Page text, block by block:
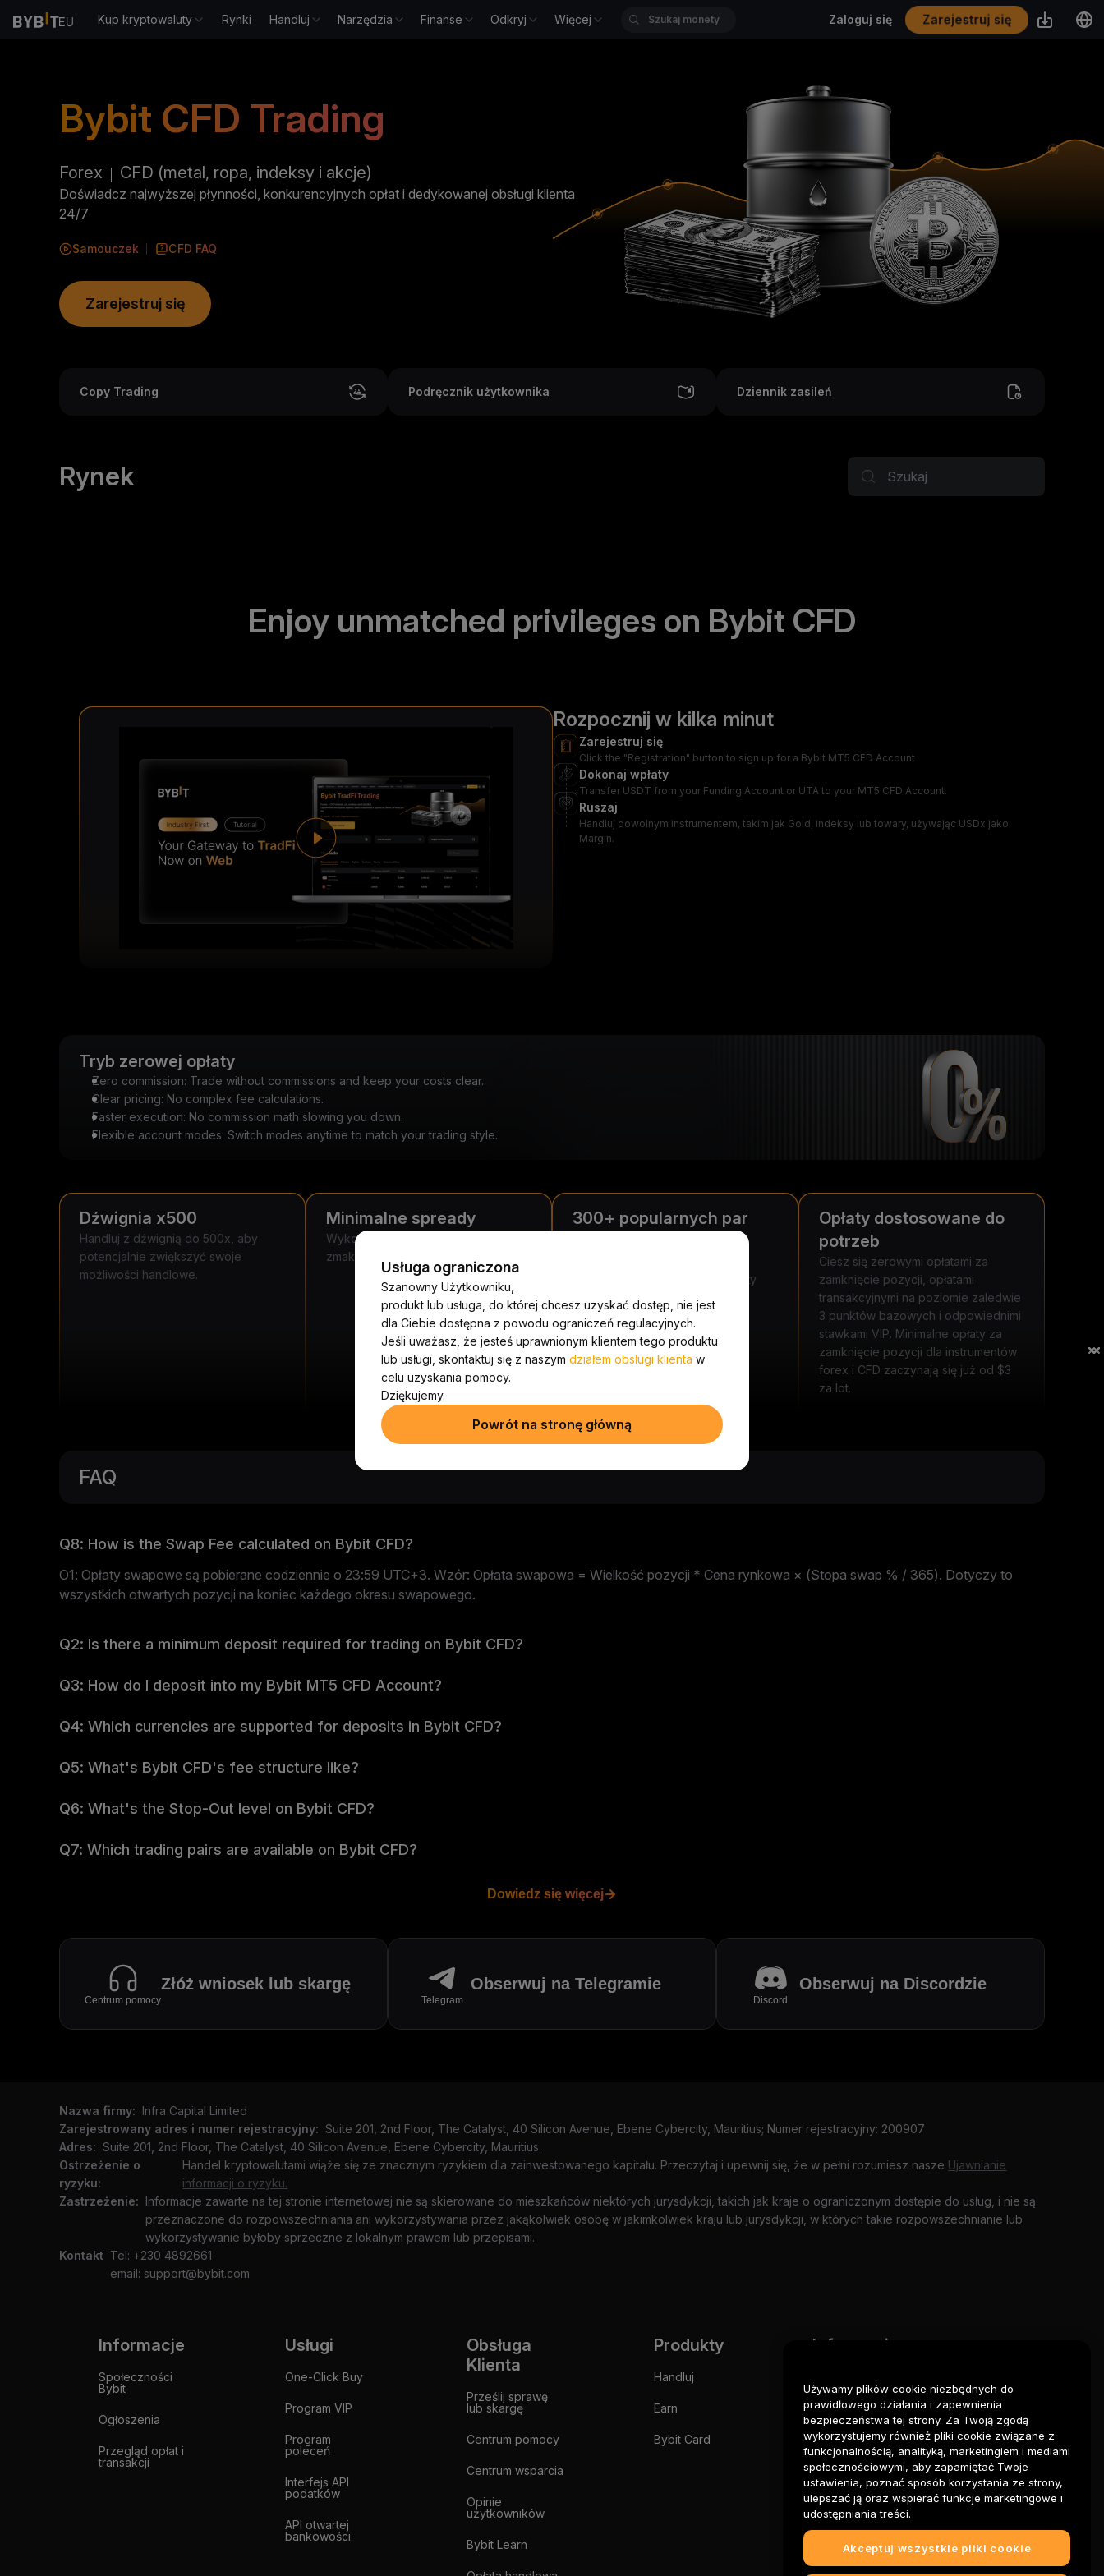
Usługa ograniczona
Szanowny Użytkowniku,
produkt lub usługa, do której chcesz uzyskać dostęp, nie jest
dla Ciebie dostępna z powodu ograniczeń regulacyjnych.
Jeśli uważasz, że jesteś uprawnionym klientem tego produktu
lub usługi, skontaktuj się z naszym działem obsługi klienta w
celu uzyskania pomocy.
Dziękujemy.
Powrót na stronę główną
Kup kryptowaluty Rynki Handluj Narzędzia Finanse Odkryj Więcej Zaloguj się Zarejestruj się
Bybit CFD Trading
Forex CFD (metal, ropa, indeksy i akcje)
Doświadcz najwyższej płynności, konkurencyjnych opłat i dedykowanej obsługi klienta
24/7
Samouczek CFD FAQ
Zarejestruj się
Copy Trading Podręcznik użytkownika Dziennik zasileń
Rynek
Enjoy unmatched privileges on Bybit CFD
Rozpocznij w kilka minut
Zarejestruj się
Click the "Registration" button to sign up for a Bybit MT5 CFD Account
Dokonaj wpłaty
Transfer USDT from your Funding Account or UTA to your MT5 CFD Account.
Ruszaj
Handluj dowolnym instrumentem, takim jak Gold, indeksy lub towary, używając USDx jako
Margin.
Tryb zerowej opłaty
Zero commission: Trade without commissions and keep your costs clear.
Clear pricing: No complex fee calculations.
Faster execution: No commission math slowing you down.
Flexible account modes: Switch modes anytime to match your trading style.
Dźwignia x500
Handluj z dźwignią do 500x, aby
potencjalnie zwiększyć swoje
możliwości handlowe.
Minimalne spready
Wykorzystaj najniższe spready, aby
zmaksymalizować potencjalne zyski.
300+ popularnych par
oferuje kompleksowe instrumenty
finansowe takie jak forex,
kryptowaluty, surowce i indeksy
giełdowe.
Opłaty dostosowane do
potrzeb
Ciesz się zerowymi opłatami za
zamknięcie pozycji, opłatami
transakcyjnymi na poziomie zaledwie
3 punktów bazowych i odpowiednimi
stawkami VIP. Minimalne opłaty za
zamknięcie pozycji dla instrumentów
forex i CFD zaczynają się już od $3
za lot.
FAQ
Q8: How is the Swap Fee calculated on Bybit CFD?
O1: Opłaty swapowe są pobierane codziennie o 23:59 UTC+3. Wzór: Opłata swapowa = Wielkość pozycji * Cena rynkowa × (Stopa swap % / 365). Dotyczy to
wszystkich otwartych pozycji na koniec każdego okresu swapowego.
Q2: Is there a minimum deposit required for trading on Bybit CFD?
Q3: How do I deposit into my Bybit MT5 CFD Account?
Q4: Which currencies are supported for deposits in Bybit CFD?
Q5: What's Bybit CFD's fee structure like?
Q6: What's the Stop-Out level on Bybit CFD?
Q7: Which trading pairs are available on Bybit CFD?
Dowiedz się więcej
Centrum pomocy
Złóż wniosek lub skargę
Telegram
Obserwuj na Telegramie
Discord
Obserwuj na Discordzie
Nazwa firmy: Infra Capital Limited
Zarejestrowany adres i numer rejestracyjny: Suite 201, 2nd Floor, The Catalyst, 40 Silicon Avenue, Ebene Cybercity, Mauritius; Numer rejestracyjny: 200907
Adres: Suite 201, 2nd Floor, The Catalyst, 40 Silicon Avenue, Ebene Cybercity, Mauritius.
Ostrzeżenie o
ryzyku:
Handel kryptowalutami wiąże się ze znacznym ryzykiem dla zainwestowanego kapitału. Przeczytaj i upewnij się, że w pełni rozumiesz nasze Ujawnianie
informacji o ryzyku.
Zastrzeżenie: Informacje zawarte na tej stronie internetowej nie są skierowane do mieszkańców niektórych jurysdykcji, takich jak kraje o ograniczonym dostępie do usług, i nie są
przeznaczone do rozpowszechniania ani wykorzystywania przez jakąkolwiek osobę w jakimkolwiek kraju lub jurysdykcji, w których takie rozpowszechnianie lub
wykorzystywanie byłoby sprzeczne z lokalnym prawem lub przepisami.
Kontakt Tel: +230 4892661
email: support@bybit.com
Informacje
Społeczności
Bybit
Ogłoszenia
Przegląd opłat i
transakcji
Usługi
One-Click Buy
Program VIP
Program
poleceń
Interfejs API
podatków
API otwartej
bankowości
Obsługa
Klienta
Prześlij sprawę
lub skargę
Centrum pomocy
Centrum wsparcia
Opinie
użytkowników
Bybit Learn
Produkty
Handluj
Earn
Bybit Card
Informacje prawne
interesów
Podsumowanie polityki
powiernictwa i zarządzania
Informacje ESG
Biuletyny informacyjne
kryptoaktywów
Używamy plików cookie niezbędnych do
prawidłowego działania i zapewnienia
bezpieczeństwa tej strony. Za Twoją zgodą
wykorzystujemy również pliki cookie związane z
funkcjonalnością, analityką, marketingiem i mediami
społecznościowymi, aby zapamiętać Twoje
ustawienia, poznać sposób korzystania ze strony,
ulepszać ją oraz wspierać funkcje marketingowe i
udostępniania treści.
Akceptuj wszystkie pliki cookie